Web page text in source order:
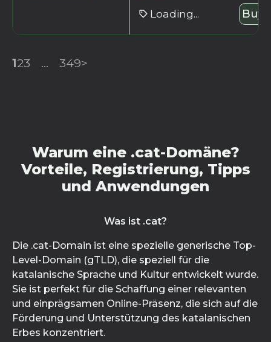
Loading... Buy
123 ... 349>
Warum eine .cat-Domäne?
Vorteile, Registrierung, Tipps
und Anwendungen
Was ist .cat?
Die .cat-Domain ist eine spezielle generische Top-
Level-Domain (gTLD), die speziell für die
katalanische Sprache und Kultur entwickelt wurde.
Sie ist perfekt für die Schaffung einer relevanten
und einprägsamen Online-Präsenz, die sich auf die
Förderung und Unterstützung des katalanischen
Erbes konzentriert.